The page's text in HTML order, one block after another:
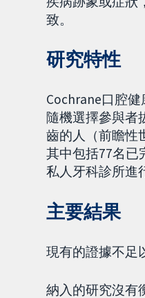
致。
研究特性
Cochrane口腔
隨機選擇參與者
齒的人（前瞻性
其中包括77名已
私人牙科診所進
主要結果
現有的證據不足
納入的研究沒有